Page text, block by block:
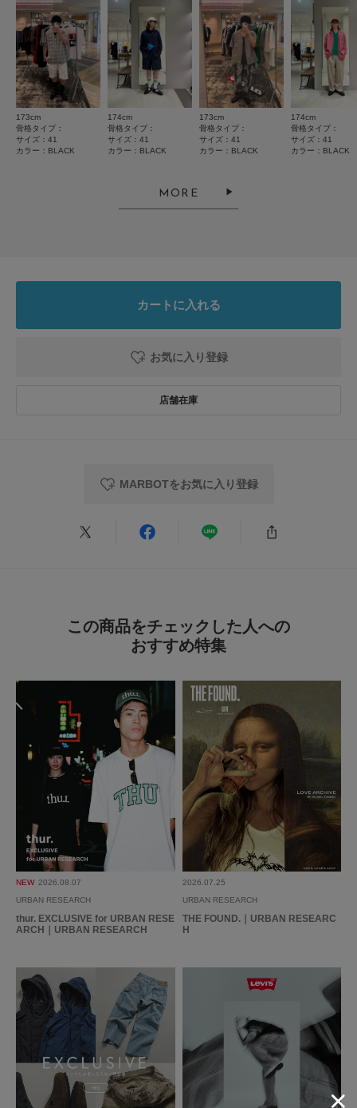
とじる
173cm
骨格タイプ：
サイズ：41
カラー：BLACK
174cm
骨格タイプ：
サイズ：41
カラー：BLACK
173cm
骨格タイプ：
サイズ：41
カラー：BLACK
174cm
骨格タイプ：
サイズ：41
カラー：BLACK
MORE
カートに入れる
お気に入り登録
MARBOTをお気に入り登録
この商品をチェックした人への
おすすめ特集
NEW 2026.08.07
URBAN RESEARCH
thur. EXCLUSIVE for URBAN RESE
ARCH｜URBAN RESEARCH
2026.07.25
URBAN RESEARCH
THE FOUND.｜URBAN RESEARC
H